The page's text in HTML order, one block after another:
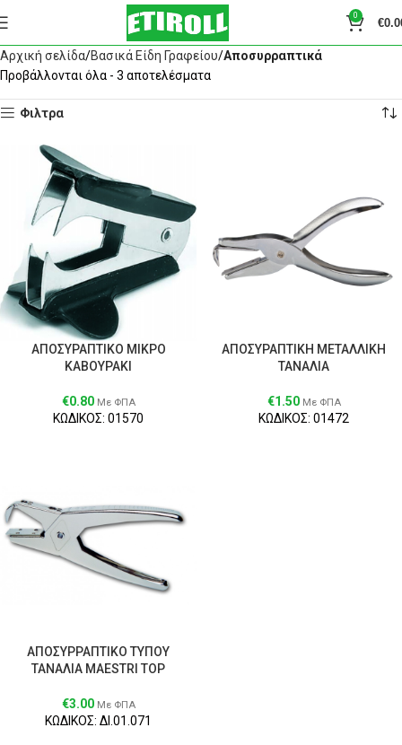
0
€
Αρχική σελίδα Βασικά Είδη Γραφείου Αποσυρραπτικά
Προβάλλονται όλα - 3 αποτελέσματα
Φιλτρα
ΑΠΟΣΥΡΑΠΤΙΚΟ ΜΙΚΡΟ
ΚΑΒΟΥΡΑΚΙ
€0.80 Με ΦΠΑ
ΚΩΔΙΚΟΣ: 01570
ΑΠΟΣΥΡΑΠΤΙΚΗ ΜΕΤΑΛΛΙΚΗ
ΤΑΝΑΛΙΑ
€1.50 Με ΦΠΑ
ΚΩΔΙΚΟΣ: 01472
ΑΠΟΣΥΡΡΑΠΤΙΚΟ ΤΥΠΟΥ
ΤΑΝΑΛΙΑ MAESTRI ΤΟΡ
€3.00 Με ΦΠΑ
ΚΩΔΙΚΟΣ: ΔΙ.01.071